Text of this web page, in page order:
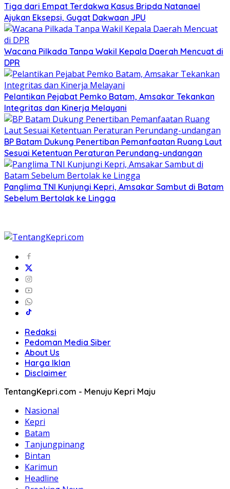
Tiga dari Empat Terdakwa Kasus Bripda Natanael
Ajukan Eksepsi, Gugat Dakwaan JPU
Wacana Pilkada Tanpa Wakil Kepala Daerah Mencuat di
DPR
Pelantikan Pejabat Pemko Batam, Amsakar Tekankan
Integritas dan Kinerja Melayani
BP Batam Dukung Penertiban Pemanfaatan Ruang Laut
Sesuai Ketentuan Peraturan Perundang-undangan
Panglima TNI Kunjungi Kepri, Amsakar Sambut di Batam
Sebelum Bertolak ke Lingga
Redaksi
Pedoman Media Siber
About Us
Harga Iklan
Disclaimer
TentangKepri.com - Menuju Kepri Maju
Nasional
Kepri
Batam
Tanjungpinang
Bintan
Karimun
Headline